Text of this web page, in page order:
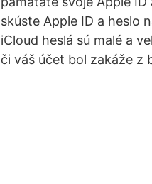
skúste Apple ID a heslo
iCloud heslá sú malé a
či váš účet bol zakáže z